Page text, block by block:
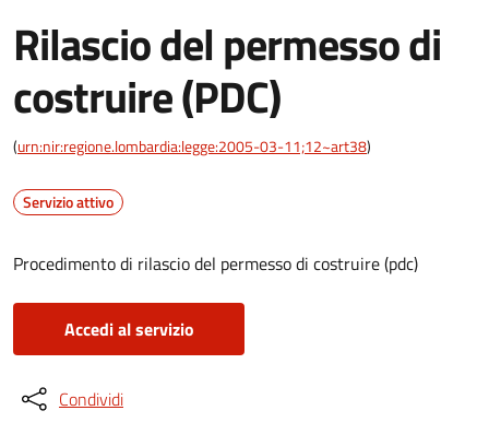
Rilascio del permesso di
costruire (PDC)
(urn:nir:regione.lombardia:legge:2005-03-11;12~art38)
Servizio attivo
Procedimento di rilascio del permesso di costruire (pdc)
Accedi al servizio
Condividi